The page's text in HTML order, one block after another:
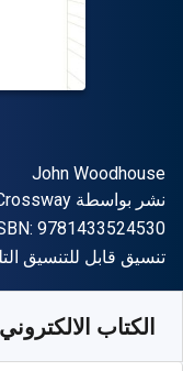
المؤلف (المؤلفون)
John Woodhouse
الناشر
نشر بواسطة
9781433524530
شكل
تنسيق قابل للتنسيق
الكتاب الالكتروني